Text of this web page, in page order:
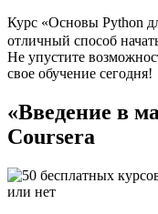
Курс «Основы Python
отличный способ
Не упустите
свое обучение сегодня!
«Введение в
Coursera